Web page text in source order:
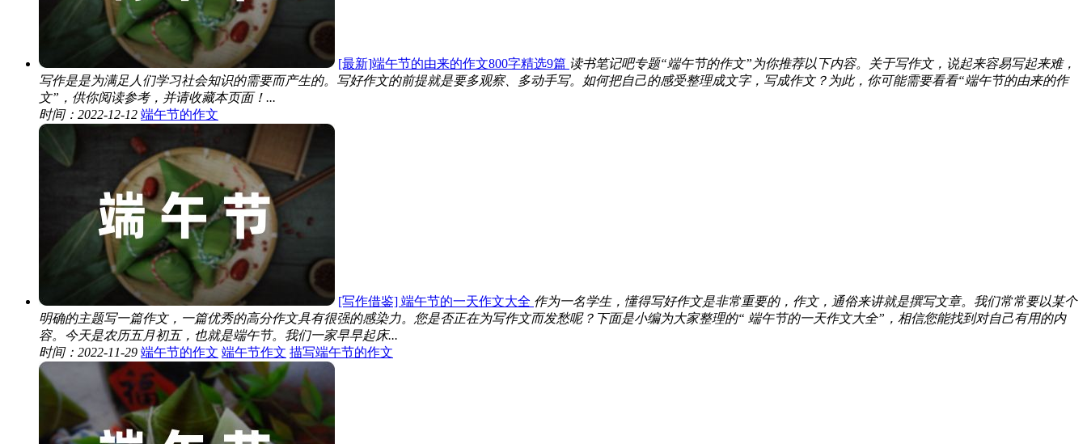
[最新]端午节的由来的作文800字精选9篇 读书笔记吧专题“端午节的作文”为你推荐以下内容。关于写作文，说起来容易写起来难，
写作是是为满足人们学习社会知识的需要而产生的。写好作文的前提就是要多观察、多动手写。如何把自己的感受整理成文字，写成作文？为此，你可能需要看看“端午节的由来的作
文”，供你阅读参考，并请收藏本页面！...
时间：2022-12-12 端午节的作文
[写作借鉴] 端午节的一天作文大全 作为一名学生，懂得写好作文是非常重要的，作文，通俗来讲就是撰写文章。我们常常要以某个
明确的主题写一篇作文，一篇优秀的高分作文具有很强的感染力。您是否正在为写作文而发愁呢？下面是小编为大家整理的“ 端午节的一天作文大全”，相信您能找到对自己有用的内
容。今天是农历五月初五，也就是端午节。我们一家早早起床...
时间：2022-11-29 端午节的作文 端午节作文 描写端午节的作文